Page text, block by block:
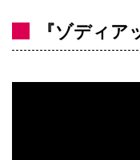
『ゾディア